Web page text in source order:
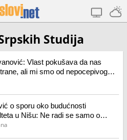
Studija
Vlast pokušava da nas
ali mi smo od nepocepivog
o sporu oko budućnosti
u Nišu: Ne radi se samo o
institucije (VIDEO)